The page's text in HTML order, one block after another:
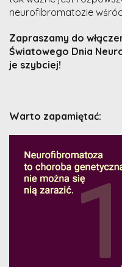
neurofibromatozie
Zapraszamy do
Światowego Dnia
je szybciej!
Warto zapamiętać: